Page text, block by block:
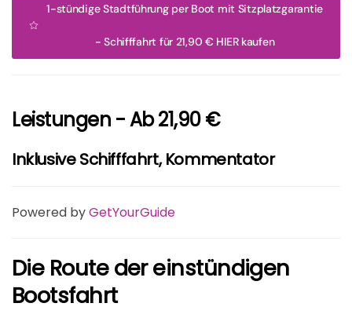
1-stündige Stadtführung per Boot mit Sitzplatzgarantie
- Schifffahrt für 21,90 € HIER kaufen
Leistungen - Ab 21,90 €
Inklusive Schifffahrt, Kommentator
Powered byGetYourGuide
Die Route der einstündigen
Bootsfahrt